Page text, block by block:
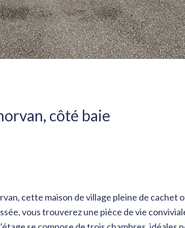
côté baie
cette maison de village pleine de cachet
vous trouverez une pièce de vie